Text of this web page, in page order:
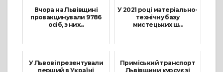
Вчора на Львівщині
провакцинували 9786
осіб, з них...
У 2021 році матеріально-
технічну базу
мистецьких ш...
У Львові презентували
перший в Україні
Приміський транспорт
Львівщини курсує зі